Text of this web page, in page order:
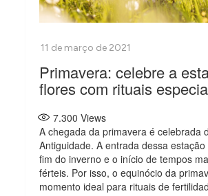
Primavera: celebre a
flores com rituais
7.300 Views
A chegada da primavera é celebrada
Antiguidade. A entrada dessa estação
fim do inverno e o início de tempos
férteis. Por isso, o equinócio da
momento ideal para rituais de